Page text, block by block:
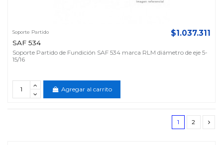
Soporte Partido
SAF 534
$1.037.311
Soporte Partido de Fundición SAF 534 marca RLM diámetro de eje 5-
15/16
Agregar al carrito
1 2